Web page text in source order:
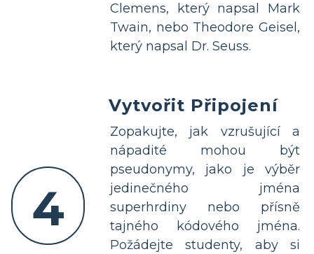
Clemens, který napsal Mark
Twain, nebo Theodore Geisel,
který napsal Dr. Seuss.
4
Vytvořit Připojení
Zopakujte, jak vzrušující a
nápadité mohou být
pseudonymy, jako je výběr
jedinečného jména
superhrdiny nebo přísně
tajného kódového jména.
Požádejte studenty, aby si